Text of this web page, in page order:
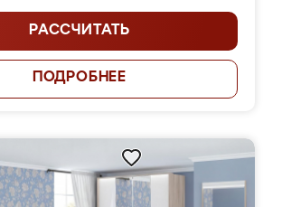
РАССЧИТАТЬ
ПОДРОБНЕЕ